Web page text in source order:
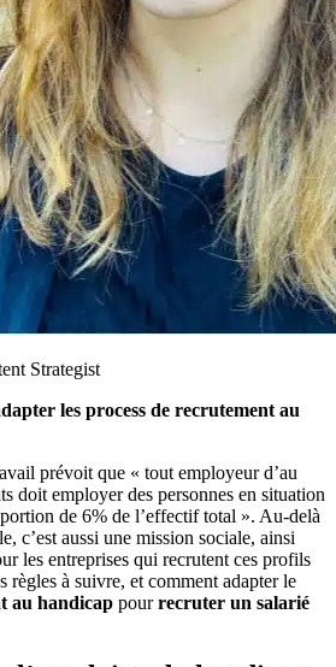
Strategist
les process de recrutement au
prévoit que « tout employeur d’au
doit employer des personnes en situation
de 6% de l’effectif total ». Au-delà
c’est aussi une mission sociale, ainsi
les entreprises qui recrutent ces profils
règles à suivre, et comment adapter le
au handicap pourrecruter un salarié